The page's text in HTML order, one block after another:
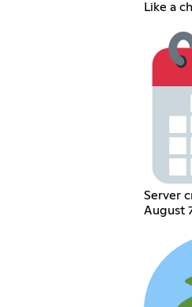
Like a
Server
August